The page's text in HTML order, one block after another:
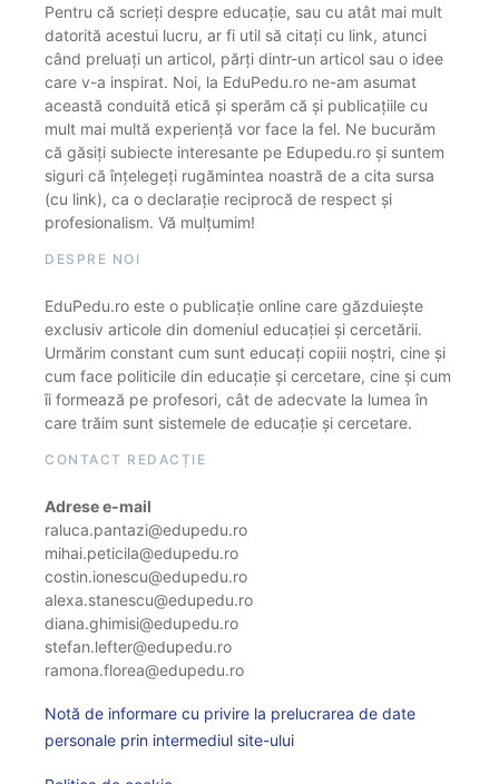
Pentru că scrieți despre educație, sau cu atât mai mult
datorită acestui lucru, ar fi util să citați cu link, atunci
când preluați un articol, părți dintr-un articol sau o idee
care v-a inspirat. Noi, la EduPedu.ro ne-am asumat
această conduită etică și sperăm că și publicațiile cu
mult mai multă experiență vor face la fel. Ne bucurăm
că găsiți subiecte interesante pe Edupedu.ro și suntem
siguri că înțelegeți rugămintea noastră de a cita sursa
(cu link), ca o declarație reciprocă de respect și
profesionalism. Vă mulțumim!
DESPRE NOI
EduPedu.ro este o publicație online care găzduiește
exclusiv articole din domeniul educației și cercetării.
Urmărim constant cum sunt educați copiii noștri, cine și
cum face politicile din educație și cercetare, cine și cum
îi formează pe profesori, cât de adecvate la lumea în
care trăim sunt sistemele de educație și cercetare.
CONTACT REDACȚIE
Adrese e-mail
raluca.pantazi@edupedu.ro
mihai.peticila@edupedu.ro
costin.ionescu@edupedu.ro
alexa.stanescu@edupedu.ro
diana.ghimisi@edupedu.ro
stefan.lefter@edupedu.ro
ramona.florea@edupedu.ro
Notă de informare cu privire la prelucrarea de date
personale prin intermediul site-ului